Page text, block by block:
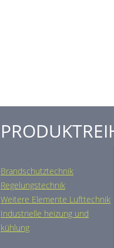
Brandschutztechnik
Regelungstechnik
Weitere Elemente Lufttechnik
Industrielle heizung und
kühlung